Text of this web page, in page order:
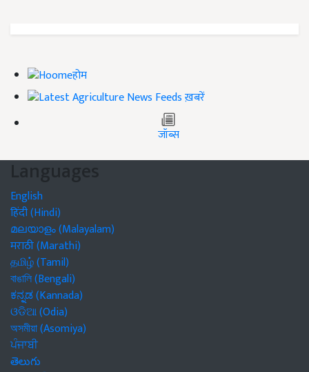
जॉब्स
Languages
हिंदी (Hindi)
മലയാളം (Malayalam)
मराठी (Marathi)
தமிழ் (Tamil)
বাঙালি (Bengali)
ಕನ್ನಡ (Kannada)
ଓଡିଆ (Odia)
অসমীয়া (Asomiya)
ਪੰਜਾਬੀ
తెలుగు
ગુજરાતી